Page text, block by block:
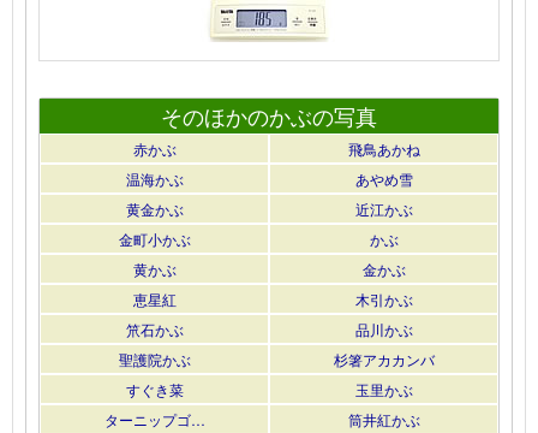
そのほかのかぶの写真
赤かぶ
飛鳥あかね
温海かぶ
あやめ雪
黄金かぶ
近江かぶ
金町小かぶ
かぶ
黄かぶ
金かぶ
恵星紅
木引かぶ
笊石かぶ
品川かぶ
聖護院かぶ
杉箸アカカンバ
すぐき菜
玉里かぶ
ターニップゴ…
筒井紅かぶ